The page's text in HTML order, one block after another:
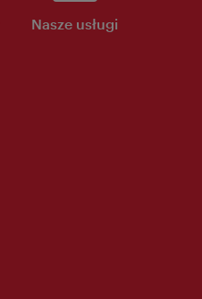
Nasze usługi